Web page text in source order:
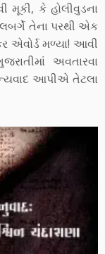
કે હોલીવુડના
તેના પરથી એક
એવોર્ડ મળ્યા! આવી
અવતારવા
આપીએ તેટલા